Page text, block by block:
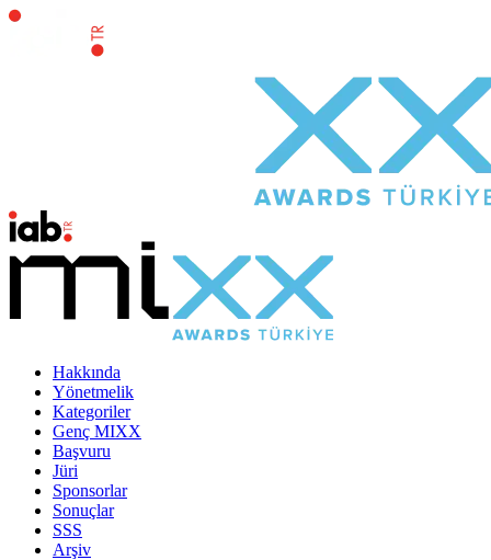
Hakkında
Yönetmelik
Kategoriler
Genç MIXX
Başvuru
Jüri
Sponsorlar
Sonuçlar
SSS
Arşiv